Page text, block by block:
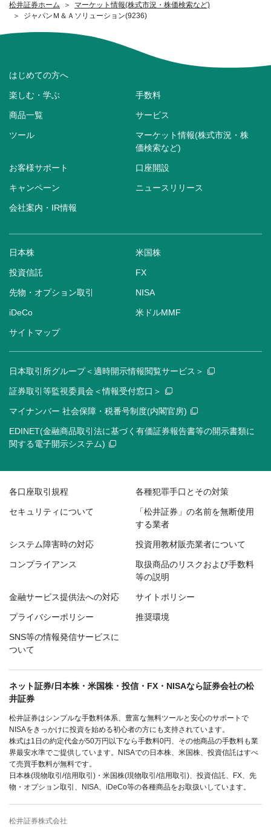
松井証券ホーム
マーケット情報(株式市況・株価検索など)
ジャパンＭ＆Ａソリューション(9236)
はじめての方へ
楽しむ・学ぶ 手数料
商品一覧 サービス
ツール
マーケット情報(株式市況・株
価検索など)
お客様サポート 口座開設
キャンペーン ニュースリリース
会社案内・IR情報
日本株 米国株
投資信託 FX
先物・オプション取引 NISA
iDeCo 米ドルMMF
サイトマップ
日本取引所グループ＜適時開示情報閲覧サービス＞
証券取引等監視委員会＜情報受付窓口＞
マイナンバー 社会保障・税番号制度(内閣官房)
EDINET(金融商品取引法に基づく有価証券報告書等の開示書類に
関する電子開示システム)
各口座取引規程 各種犯罪手口とその対策
セキュリティについて
「松井証券」の名前を無断使用
する業者
システム障害時の対応 投資用教材販売業者について
コンプライアンス
取扱商品のリスクおよび手数料
等の説明
金融サービス提供法への対応 サイトポリシー
プライバシーポリシー 推奨環境
SNS等の情報発信サービスに
ついて
ネット証券/日本株・米国株・投信・FX・NISAなら証券会社の松
井証券
松井証券はシンプルな手数料体系、豊富な無料ツールと安心のサポートで
NISAをきっかけに投資を始める初心者の方にも支持されています。
株式は1日の約定代金が50万円以下なら手数料0円、その他商品の手数料も業
界最安水準でご提供しています。NISAでの日本株、米国株、投資信託はすべ
て売買手数料が無料です。
日本株(現物取引/信用取引)・米国株(現物取引/信用取引)、投資信託、FX、先
物・オプション取引、NISA、iDeCo等の各種商品をお取扱いしています。
松井証券株式会社